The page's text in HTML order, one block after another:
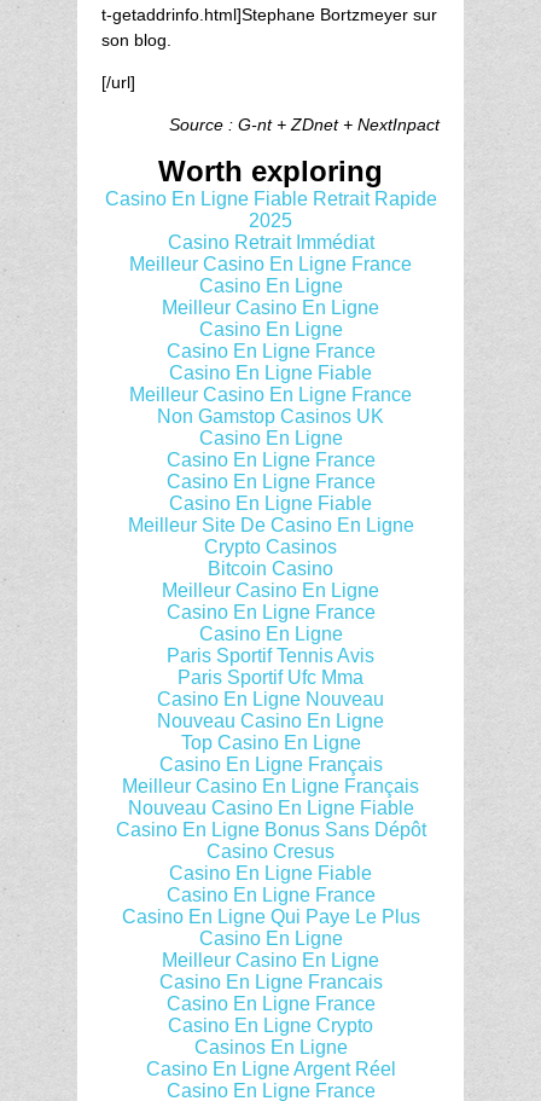
t-getaddrinfo.html]Stephane Bortzmeyer sur
son blog.
[/url]
Source : G-nt + ZDnet + NextInpact
Worth exploring
Casino En Ligne Fiable Retrait Rapide
2025
Casino Retrait Immédiat
Meilleur Casino En Ligne France
Casino En Ligne
Meilleur Casino En Ligne
Casino En Ligne
Casino En Ligne France
Casino En Ligne Fiable
Meilleur Casino En Ligne France
Non Gamstop Casinos UK
Casino En Ligne
Casino En Ligne France
Casino En Ligne France
Casino En Ligne Fiable
Meilleur Site De Casino En Ligne
Crypto Casinos
Bitcoin Casino
Meilleur Casino En Ligne
Casino En Ligne France
Casino En Ligne
Paris Sportif Tennis Avis
Paris Sportif Ufc Mma
Casino En Ligne Nouveau
Nouveau Casino En Ligne
Top Casino En Ligne
Casino En Ligne Français
Meilleur Casino En Ligne Français
Nouveau Casino En Ligne Fiable
Casino En Ligne Bonus Sans Dépôt
Casino Cresus
Casino En Ligne Fiable
Casino En Ligne France
Casino En Ligne Qui Paye Le Plus
Casino En Ligne
Meilleur Casino En Ligne
Casino En Ligne Francais
Casino En Ligne France
Casino En Ligne Crypto
Casinos En Ligne
Casino En Ligne Argent Réel
Casino En Ligne France